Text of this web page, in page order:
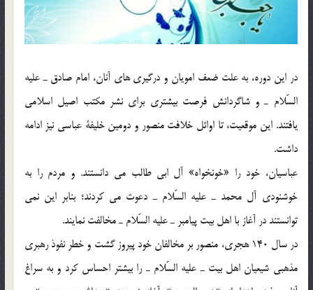
در اين دوره، به علت ضعف امويان و درگيري هاي آنان، امام صادق ـ عليه
السّلام ـ و شاگردانش فرصت بيشتري براي نشر مكتب اصيل اسلامي
يافتند. اين موقعيت، تا اوائل خلافت منصور و دومين خليفة عباسي نيز ادامه
داشت.
عباسيان، خود را «خونخواه» آل ابي طالب مي دانستند. و مردم را به
خوشنودي آل محمد ـ عليه السّلام ـ دعوت مي كردند؛ بنابر اين نمي
توانستند در آغاز با اهل بيت پيامبر ـ عليه السّلام ـ مخالفت نمايند.
در سال 140 هجري، منصور بر مخالفان خود پيروز گشت و خطر نفوذ رهبري
مذهبي شيعيان اهل بيت ـ عليه السّلام ـ را بيشتر احساس كرد و به سراغ